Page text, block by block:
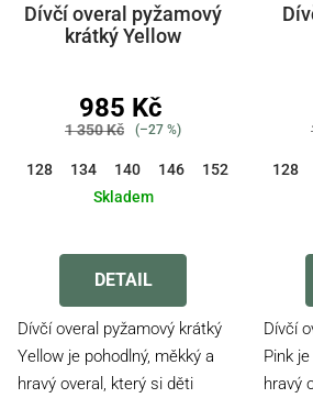
Dívčí overal pyžamový
krátký Yellow
985 Kč
1 350 Kč (–27 %)
128 134 140 146 152
164
Skladem
hodnocení
produktu
5,0
5
hvězdiček.
DETAIL
Dívčí overal pyžamový krátký
Yellow je pohodlný, měkký a
hravý overal, který si děti
128
Dívčí
Pink
hravý